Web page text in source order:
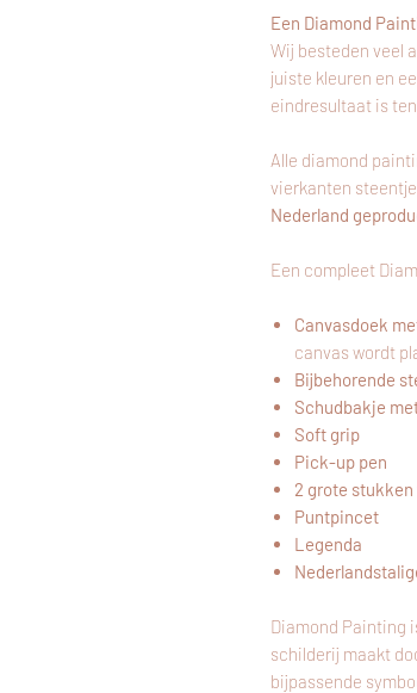
Een Diamond
Wij besteden veel
juiste kleuren en
eindresultaat is
Alle diamond
vierkanten
Nederland
Een compleet
Canvasdoek
canvas wordt
Bijbehorende
Schudbakje
Soft grip
Pick-up pen
2 grote stukken
Puntpincet
Legenda
Diamond Painting
schilderij maakt
bijpassende